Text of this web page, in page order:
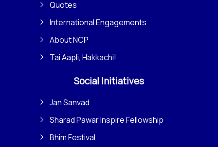
Quotes
International Engagements
About NCP
Tai Aapli, Hakkachi!
Social Initiatives
Jan Sanvad
Sharad Pawar Inspire Fellowship
Bhim Festival